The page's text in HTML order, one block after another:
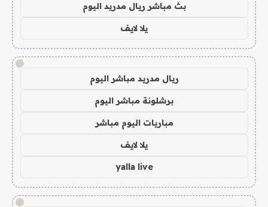
بث مباشر ريال مدريد اليوم
يلا لايف
!
ريال مدريد مباشر اليوم
برشلونة مباشر اليوم
مباريات اليوم مباشر
يلا لايف
yalla live
!